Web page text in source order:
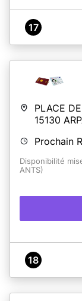
17
PLACE
15130
Prochain
Disponibilité
ANTS)
18